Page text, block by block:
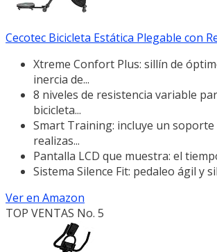
Cecotec Bicicleta Estática Plegable con
Xtreme Confort Plus: sillín de
inercia de...
8 niveles de resistencia variable
bicicleta...
Smart Training: incluye un
realizas...
Pantalla LCD que muestra: el
Sistema Silence Fit: pedaleo ágil y
Ver en Amazon
TOP VENTAS No. 5